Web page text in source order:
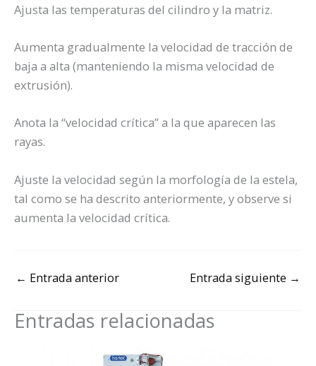
Ajusta las temperaturas del cilindro y la matriz.
Aumenta gradualmente la velocidad de tracción de
baja a alta (manteniendo la misma velocidad de
extrusión).
Anota la “velocidad crítica” a la que aparecen las
rayas.
Ajuste la velocidad según la morfología de la estela,
tal como se ha descrito anteriormente, y observe si
aumenta la velocidad crítica.
← Entrada anterior Entrada siguiente →
Entradas relacionadas